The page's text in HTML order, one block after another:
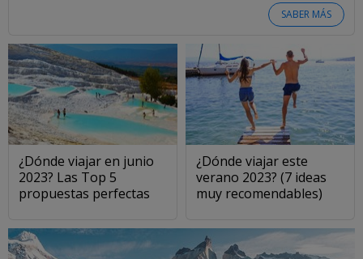
SABER MÁS
¿Dónde viajar en junio
2023? Las Top 5
propuestas perfectas
¿Dónde viajar este
verano 2023? (7 ideas
muy recomendables)